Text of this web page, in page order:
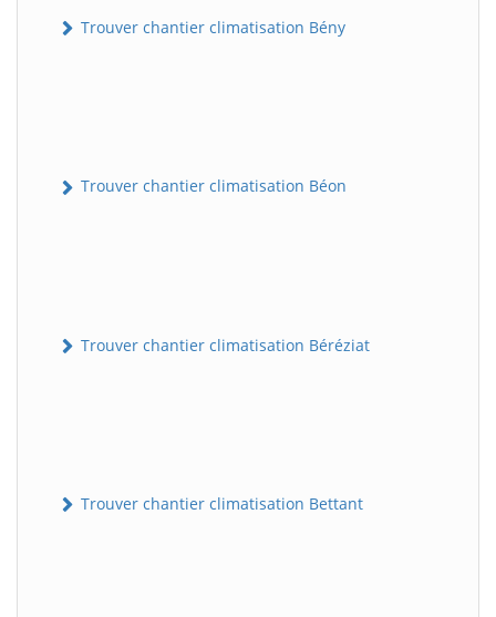
Trouver chantier climatisation Bény
Trouver chantier climatisation Béon
Trouver chantier climatisation Béréziat
Trouver chantier climatisation Bettant